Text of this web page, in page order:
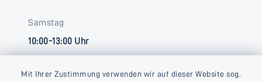
Mit Ihrer Zustimmung verwenden wir auf dieser Website sog.
Samstag
10:00-13:00 Uhr